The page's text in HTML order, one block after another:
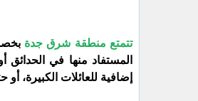
تتمتع منطقة شرق جدة
المستفاد منها في الحدائق
إضافية للعائلات الكبيرة،